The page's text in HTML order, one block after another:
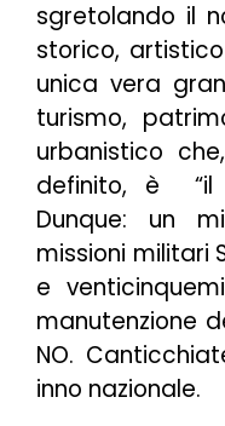
sgretolando il
storico,
unica vera
turismo,
urbanistico
definito, è “il
Dunque: un
missioni militari
e
manutenzione
NO.
inno nazionale.